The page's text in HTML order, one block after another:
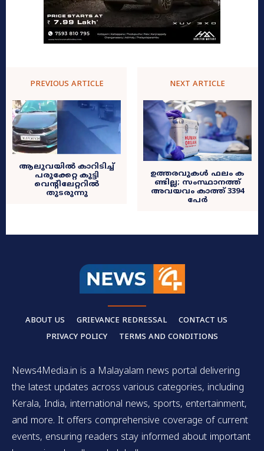
PREVIOUS ARTICLE
ആലുവയിൽ കാറിടിച്ച്
പരുക്കേറ്റ കുട്ടി
വെന്റിലേറ്ററിൽ
തുടരുന്നു
NEXT ARTICLE
ഉ​ത്ത​ര​വുകൾ ഫ​ലം ക​
ണ്ടി​ല്ല; സംസ്ഥാനത്ത്
അവയവം കാത്ത് 3394
പേർ
ABOUT US GRIEVANCE REDRESSAL
CONTACT US
PRIVACY POLICY
TERMS AND CONDITIONS
News4Media.in is a Malayalam news portal delivering
the latest updates across various categories, including
Kerala, India, international news, sports, entertainment,
and more. It offers comprehensive coverage of current
events, ensuring readers stay informed about important